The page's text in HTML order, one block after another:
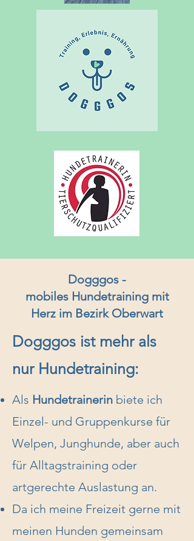
Dogggos -
mobiles Hundetraining mit
Herz im Bezirk Oberwart
Dogggos ist mehr als
nur Hundetraining:
Als Hundetrainerin biete ich
Einzel- und Gruppenkurse für
Welpen, Junghunde, aber auch
für Alltagstraining oder
artgerechte Auslastung an.
Da ich meine Freizeit gerne mit
meinen Hunden gemeinsam